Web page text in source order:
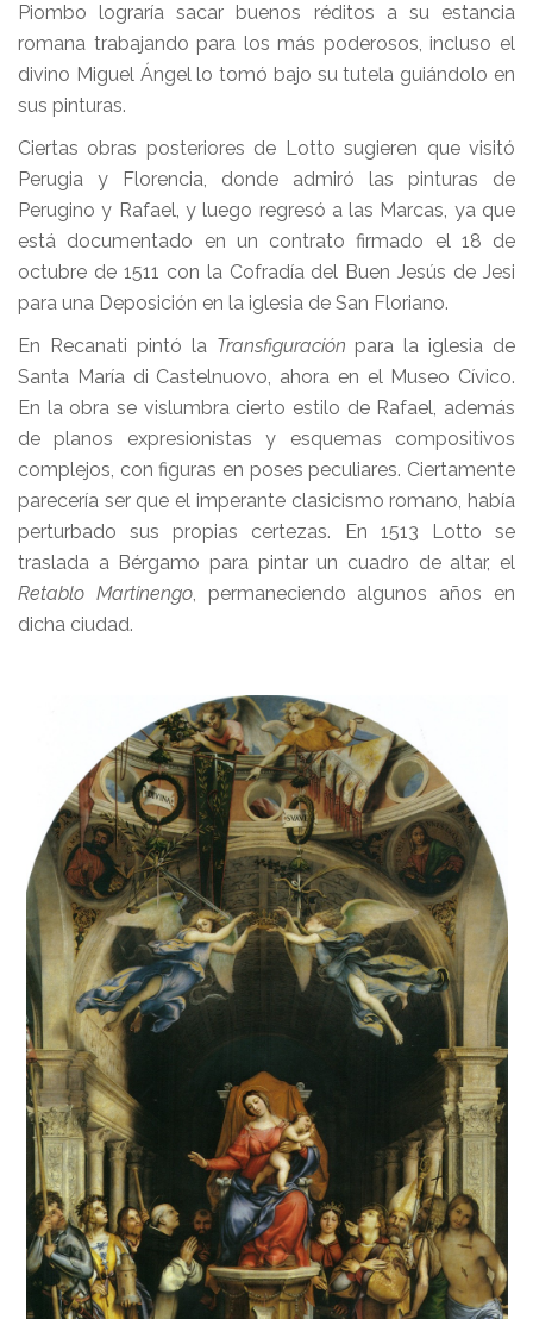
Piombo lograría sacar buenos réditos a su estancia
romana trabajando para los más poderosos, incluso el
divino Miguel Ángel lo tomó bajo su tutela guiándolo en
sus pinturas.
Ciertas obras posteriores de Lotto sugieren que visitó
Perugia y Florencia, donde admiró las pinturas de
Perugino y Rafael, y luego regresó a las Marcas, ya que
está documentado en un contrato firmado el 18 de
octubre de 1511 con la Cofradía del Buen Jesús de Jesi
para una Deposición en la iglesia de San Floriano.
En Recanati pintó la Transfiguración para la iglesia de
Santa María di Castelnuovo, ahora en el Museo Cívico.
En la obra se vislumbra cierto estilo de Rafael, además
de planos expresionistas y esquemas compositivos
complejos, con figuras en poses peculiares. Ciertamente
parecería ser que el imperante clasicismo romano, había
perturbado sus propias certezas. En 1513 Lotto se
traslada a Bérgamo para pintar un cuadro de altar, el
Retablo Martinengo, permaneciendo algunos años en
dicha ciudad.